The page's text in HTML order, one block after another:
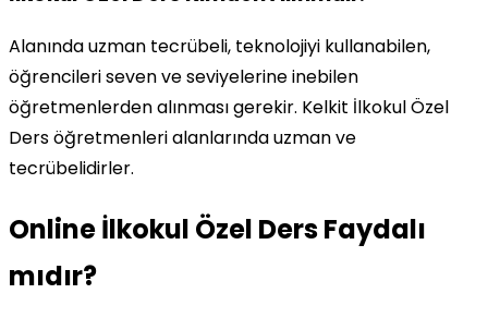
Alanında uzman tecrübeli, teknolojiyi kullanabilen,
öğrencileri seven ve seviyelerine inebilen
öğretmenlerden alınması gerekir. Kelkit İlkokul Özel
Ders öğretmenleri alanlarında uzman ve
tecrübelidirler.
Online İlkokul Özel Ders Faydalı
mıdır?